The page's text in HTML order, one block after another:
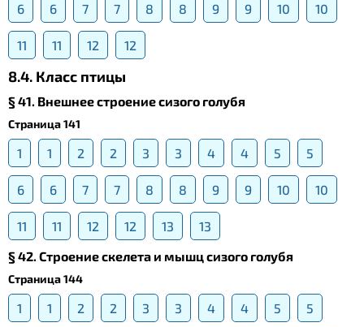
6 6 7 7 8 8 9 9 10 10
11 11 12 12
8.4. Класс птицы
§ 41. Внешнее строение сизого голубя
Страница 141
1 1 2 2 3 3 4 4 5 5
6 6 7 7 8 8 9 9 10 10
11 11 12 12 13
13
§ 42. Строение скелета и мышц сизого голубя
Страница 144
1 1 2 2 3 3 4 4 5 5